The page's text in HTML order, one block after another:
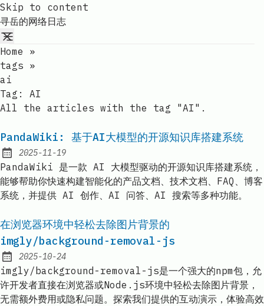
Skip to content
寻岳的网络日志
Home
»
tags »
ai
Tag: AI
All the articles with the tag "AI".
PandaWiki: 基于AI大模型的开源知识库搭建系统
Published:
2025-11-19
PandaWiki 是一款 AI 大模型驱动的开源知识库搭建系统，
能够帮助你快速构建智能化的产品文档、技术文档、FAQ、博客
系统，并提供 AI 创作、AI 问答、AI 搜索等多种功能。
在浏览器环境中轻松去除图片背景的
imgly/background-removal-js
Published:
2025-10-24
imgly/background-removal-js是一个强大的npm包，允
许开发者直接在浏览器或Node.js环境中轻松去除图片背景，
无需额外费用或隐私问题。探索我们提供的互动演示，体验高效